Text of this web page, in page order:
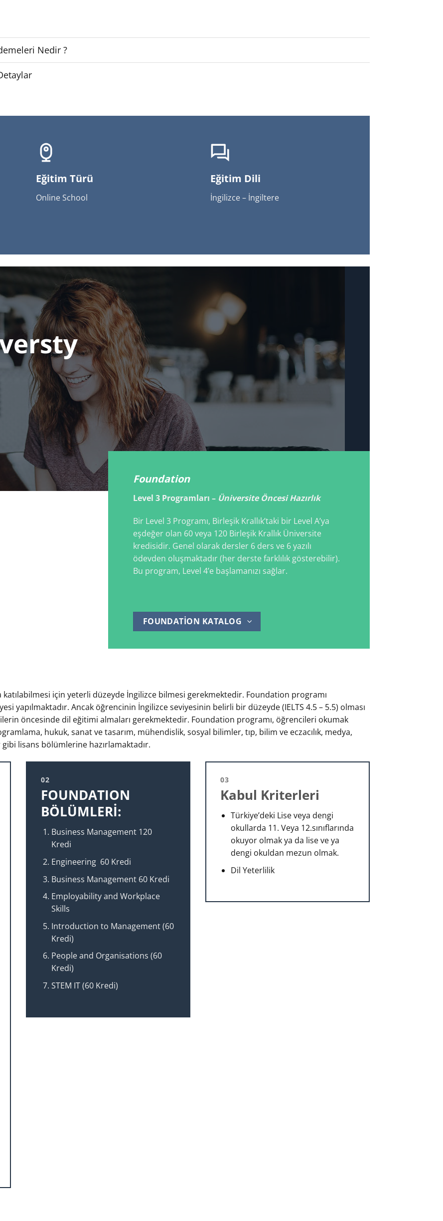
Nedir ?
Eğitim Türü
Online School
Eğitim Dili
İngilizce – İngiltere
Foundation
Level 3 Programları – Üniversite Öncesi Hazırlık
Bir Level 3 Programı, Birleşik Krallık’taki bir Level A’ya
eşdeğer olan 60 veya 120 Birleşik Krallık Üniversite
kredisidir. Genel olarak dersler 6 ders ve 6 yazılı
ödevden oluşmaktadır (her derste farklılık gösterebilir).
Bu program, Level 4’e başlamanızı sağlar.
FOUNDATION KATALOG
için yeterli düzeyde İngilizce bilmesi gerekmektedir. Foundation programı
yapılmaktadır. Ancak öğrencinin İngilizce seviyesinin belirli bir düzeyde (IELTS 4.5 – 5.5) olması
öncesinde dil eğitimi almaları gerekmektedir. Foundation programı, öğrencileri okumak
hukuk, sanat ve tasarım, mühendislik, sosyal bilimler, tıp, bilim ve eczacılık, medya,
lisans bölümlerine hazırlamaktadır.
02
FOUNDATION
BÖLÜMLERİ:
Business Management 120
Kredi
Engineering 60 Kredi
Business Management 60 Kredi
Employability and Workplace
Skills
Introduction to Management (60
Kredi)
People and Organisations (60
Kredi)
STEM IT (60 Kredi)
03
Kabul Kriterleri
Türkiye’deki Lise veya dengi
okullarda 11. Veya 12.sınıflarında
okuyor olmak ya da lise ve ya
dengi okuldan mezun olmak.
Dil Yeterlilik